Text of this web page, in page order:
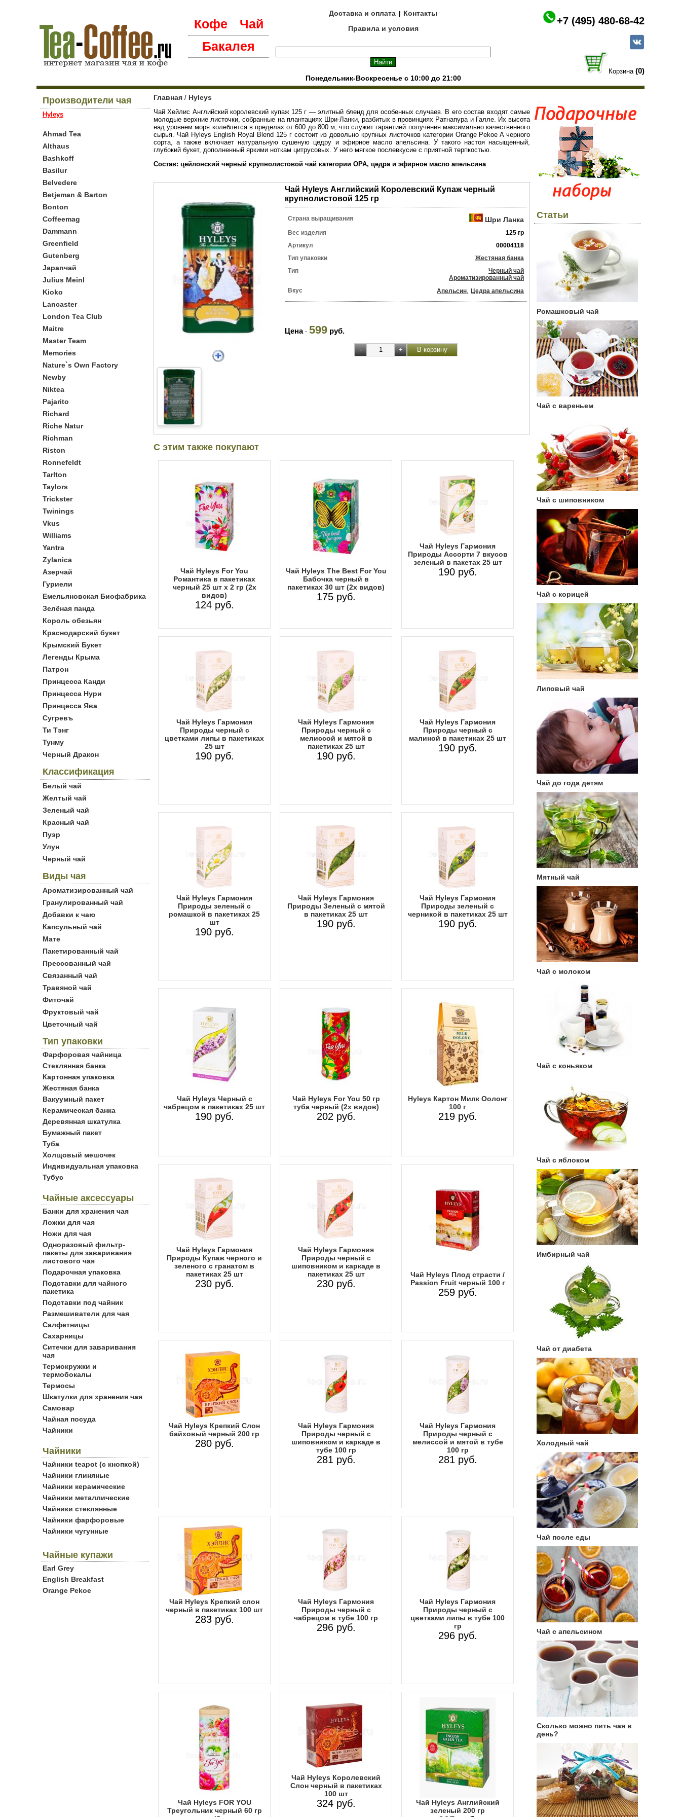
Кофе
Чай
Бакалея
Доставка и оплата
Контакты
Правила и условия
Понедельник-Воскресенье с 10:00 до 21:00
+7 (495) 480-68-42
Корзина (0)
Производители чая
Hyleys
Ahmad Tea
Althaus
Bashkoff
Basilur
Belvedere
Betjeman & Barton
Bonton
Coffeemag
Dammann
Greenfield
Gutenberg
Japanчай
Julius Meinl
Kioko
Lancaster
London Tea Club
Maitre
Master Team
Memories
Nature`s Own Factory
Newby
Niktea
Pajarito
Richard
Riche Natur
Richman
Riston
Ronnefeldt
Tarlton
Taylors
Trickster
Twinings
Vkus
Williams
Yantra
Zylanica
Азерчай
Гуриели
Емельяновская Биофабрика
Зелёная панда
Король обезьян
Краснодарский букет
Крымский Букет
Легенды Крыма
Патрон
Принцесса Канди
Принцесса Нури
Принцесса Ява
Сугревъ
Ти Тэнг
Тунму
Черный Дракон
Классификация
Белый чай
Желтый чай
Зеленый чай
Красный чай
Пуэр
Улун
Черный чай
Виды чая
Ароматизированный чай
Гранулированный чай
Добавки к чаю
Капсульный чай
Мате
Пакетированный чай
Прессованный чай
Связанный чай
Травяной чай
Фиточай
Фруктовый чай
Цветочный чай
Тип упаковки
Фарфоровая чайница
Стеклянная банка
Картонная упаковка
Жестяная банка
Вакуумный пакет
Керамическая банка
Деревянная шкатулка
Бумажный пакет
Туба
Холщовый мешочек
Индивидуальная упаковка
Тубус
Чайные аксессуары
Банки для хранения чая
Ложки для чая
Ножи для чая
Одноразовый фильтр-
пакеты для заваривания
листового чая
Подарочная упаковка
Подставки для чайного
пакетика
Подставки под чайник
Размешиватели для чая
Салфетницы
Сахарницы
Ситечки для заваривания
чая
Термокружки и
термобокалы
Термосы
Шкатулки для хранения чая
Самовар
Чайная посуда
Чайники
Чайники
Чайники teapot (с кнопкой)
Чайники глиняные
Чайники керамические
Чайники металлические
Чайники стеклянные
Чайники фарфоровые
Чайники чугунные
Чайные купажи
Earl Grey
English Breakfast
Orange Pekoe
Главная / Hyleys
Чай Хейлис Английский королевский купаж 125 г — элитный бленд для особенных случаев. В его состав входят самые
молодые верхние листочки, собранные на плантациях Шри-Ланки, разбитых в провинциях Ратнапура и Галле. Их высота
над уровнем моря колеблется в пределах от 600 до 800 м, что служит гарантией получения максимально качественного
сырья. Чай Hyleys English Royal Blend 125 г состоит из довольно крупных листочков категории Orange Pekoe A черного
сорта, а также включает натуральную сушеную цедру и эфирное масло апельсина. У такого настоя насыщенный,
глубокий букет, дополненный яркими ноткам цитрусовых. У него мягкое послевкусие с приятной терпкостью.
Состав: цейлонский черный крупнолистовой чай категории ОРА, цедра и эфирное масло апельсина
Чай Hyleys Английский Королевский Купаж черный
крупнолистовой 125 гр
Страна выращивания Шри Ланка
Вес изделия
125 гр
Артикул
00004118
Тип упаковки
Жестяная банка
Тип
Черный чай
Ароматизированный чай
Вкус
Апельсин, Цедра апельсина
Цена- 599 руб.
С этим также покупают
Чай Hyleys For You
Романтика в пакетиках
черный 25 шт х 2 гр (2х
видов)
124 руб.
Чай Hyleys The Best For You
Бабочка черный в
пакетиках 30 шт (2х видов)
175 руб.
Чай Hyleys Гармония
Природы Ассорти 7 вкусов
зеленый в пакетах 25 шт
190 руб.
Чай Hyleys Гармония
Природы черный с
цветками липы в пакетиках
25 шт
190 руб.
Чай Hyleys Гармония
Природы черный с
мелиссой и мятой в
пакетиках 25 шт
190 руб.
Чай Hyleys Гармония
Природы черный с
малиной в пакетиках 25 шт
190 руб.
Чай Hyleys Гармония
Природы зеленый с
ромашкой в пакетиках 25
шт
190 руб.
Чай Hyleys Гармония
Природы Зеленый с мятой
в пакетиках 25 шт
190 руб.
Чай Hyleys Гармония
Природы зеленый с
черникой в пакетиках 25 шт
190 руб.
Чай Hyleys Черный с
чабрецом в пакетиках 25 шт
190 руб.
Чай Hyleys For You 50 гр
туба черный (2х видов)
202 руб.
Hyleys Картон Милк Оолонг
100 г
219 руб.
Чай Hyleys Гармония
Природы Купаж черного и
зеленого с гранатом в
пакетиках 25 шт
230 руб.
Чай Hyleys Гармония
Природы черный с
шиповником и каркаде в
пакетиках 25 шт
230 руб.
Чай Hyleys Плод страсти /
Passion Fruit черный 100 г
259 руб.
Чай Hyleys Крепкий Слон
байховый черный 200 гр
280 руб.
Чай Hyleys Гармония
Природы черный с
шиповником и каркаде в
тубе 100 гр
281 руб.
Чай Hyleys Гармония
Природы черный с
мелиссой и мятой в тубе
100 гр
281 руб.
Чай Hyleys Крепкий слон
черный в пакетиках 100 шт
283 руб.
Чай Hyleys Гармония
Природы черный с
чабрецом в тубе 100 гр
296 руб.
Чай Hyleys Гармония
Природы черный с
цветками липы в тубе 100
гр
296 руб.
Чай Hyleys FOR YOU
Треугольник черный 60 гр
Чай Hyleys Королевский
Слон черный в пакетиках
100 шт
324 руб.
Чай Hyleys Английский
зеленый 200 гр
Статьи
Ромашковый чай
Чай с вареньем
Чай с шиповником
Чай с корицей
Липовый чай
Чай до года детям
Мятный чай
Чай с молоком
Чай с коньяком
Чай с яблоком
Имбирный чай
Чай от диабета
Холодный чай
Чай после еды
Чай с апельсином
Сколько можно пить чая в
день?